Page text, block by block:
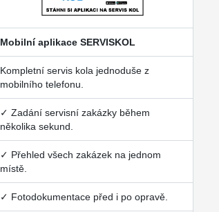
Mobilní aplikace SERVISKOL
Kompletní servis kola jednoduše z
mobilního telefonu.
✓ Zadání servisní zakázky během
několika sekund.
✓ Přehled všech zakázek na jednom
místě.
✓ Fotodokumentace před i po opravě.